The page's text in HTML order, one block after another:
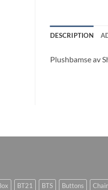
DESCRIPTION
Plushbamse av
BT21 BTS Buttons